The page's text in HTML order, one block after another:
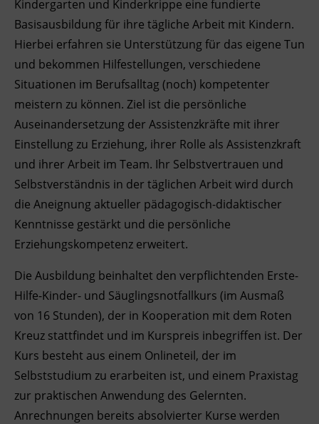
Ingenieurzertifizierung
Deutsch und Integration
Akademisches Studienzentrum
Digitales Lernen
BFI Reutte
BFI Schwaz
Kindergarten und Kinderkrippe eine fundierte
Basisausbildung für ihre tägliche Arbeit mit Kindern.
Hierbei erfahren sie Unterstützung für das eigene Tun
und bekommen Hilfestellungen, verschiedene
Situationen im Berufsalltag (noch) kompetenter
meistern zu können. Ziel ist die persönliche
Auseinandersetzung der Assistenzkräfte mit ihrer
Einstellung zu Erziehung, ihrer Rolle als Assistenzkraft
und ihrer Arbeit im Team. Ihr Selbstvertrauen und
Selbstverständnis in der täglichen Arbeit wird durch
die Aneignung aktueller pädagogisch-didaktischer
Kenntnisse gestärkt und die persönliche
Erziehungskompetenz erweitert.
Die Ausbildung beinhaltet den verpflichtenden Erste-
Hilfe-Kinder- und Säuglingsnotfallkurs (im Ausmaß
von 16 Stunden), der in Kooperation mit dem Roten
Kreuz stattfindet und im Kurspreis inbegriffen ist. Der
Kurs besteht aus einem Onlineteil, der im
Selbststudium zu erarbeiten ist, und einem Praxistag
zur praktischen Anwendung des Gelernten.
Anrechnungen bereits absolvierter Kurse werden